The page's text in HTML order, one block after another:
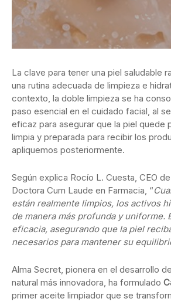
La clave para tener una piel saludable
una rutina adecuada de limpieza e
contexto, la doble limpieza se ha
paso esencial en el cuidado facial, al
eficaz para asegurar que la piel quede
limpia y preparada para recibir los
apliquemos posteriormente.
Según explica Rocío L. Cuesta, CEO de
Doctora Cum Laude en Farmacia, “
están realmente limpios, los activos
de manera más profunda y uniforme.
eficacia, asegurando que la piel
necesarios para mantener su
Alma Secret, pionera en el desarrollo
natural más innovadora, ha formulado
primer aceite limpiador que se